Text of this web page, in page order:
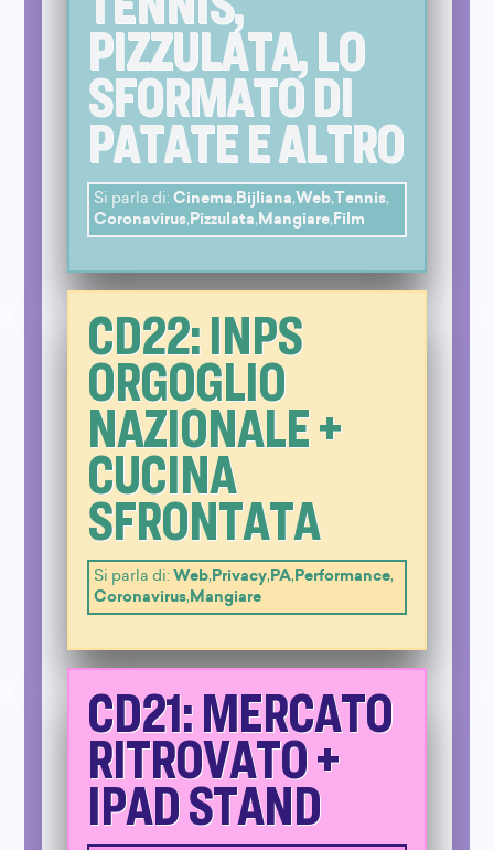
PIZZULATA, LO
SFORMATO DI
PATATE E ALTRO
Si parla di: Cinema, Bijliana,Web,Tennis,
Coronavirus, Pizzulata, Mangiare, Film
CD22: INPS
ORGOGLIO
NAZIONALE +
CUCINA
SFRONTATA
Si parla di: Web,Privacy,PA,Performance,
Coronavirus,Mangiare
CD21: MERCATO
RITROVATO +
IPAD STAND